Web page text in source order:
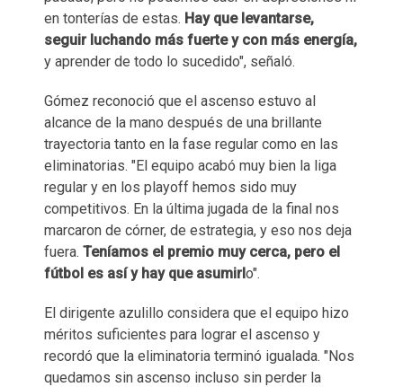
en tonterías de estas. Hay que levantarse,
seguir luchando más fuerte y con más energía,
y aprender de todo lo sucedido", señaló.
Gómez reconoció que el ascenso estuvo al
alcance de la mano después de una brillante
trayectoria tanto en la fase regular como en las
eliminatorias. "El equipo acabó muy bien la liga
regular y en los playoff hemos sido muy
competitivos. En la última jugada de la final nos
marcaron de córner, de estrategia, y eso nos deja
fuera. Teníamos el premio muy cerca, pero el
fútbol es así y hay que asumirlo".
El dirigente azulillo considera que el equipo hizo
méritos suficientes para lograr el ascenso y
recordó que la eliminatoria terminó igualada. "Nos
quedamos sin ascenso incluso sin perder la